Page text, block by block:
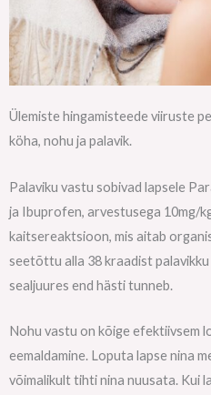
Ülemiste hingamisteede viiruste
köha, nohu ja palavik.
Palaviku vastu sobivad lapsele
ja Ibuprofen, arvestusega 10mg/
kaitsereaktsioon, mis aitab
seetõttu alla 38 kraadist palavikku
sealjuures end hästi tunneb.
Nohu vastu on kõige efektiivsem
eemaldamine. Loputa lapse nina
võimalikult tihti nina nuusata. Kui